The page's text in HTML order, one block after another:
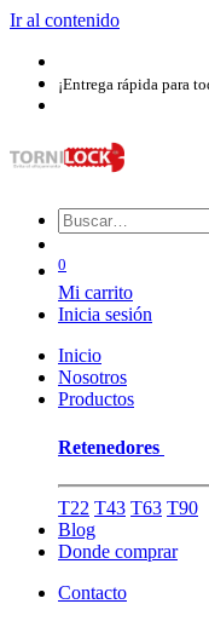
Ir al contenido
¡Entrega rápida para
0
Mi carrito
Inicia sesión
Inicio
Nosotros​
Productos
Retenedores
T22 T43 T63 T90
Blog
Donde comprar
Contacto